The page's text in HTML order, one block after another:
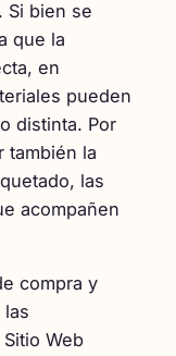
Si bien se
que la
en
pueden
distinta. Por
también la
las
acompañen
compra y
Web